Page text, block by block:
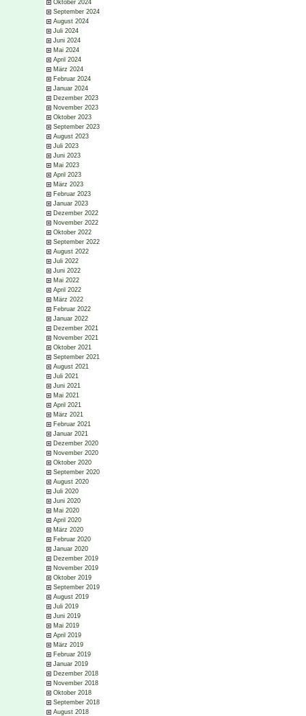
Oktober 2024
September 2024
August 2024
Juli 2024
Juni 2024
Mai 2024
April 2024
März 2024
Februar 2024
Januar 2024
Dezember 2023
November 2023
Oktober 2023
September 2023
August 2023
Juli 2023
Juni 2023
Mai 2023
April 2023
März 2023
Februar 2023
Januar 2023
Dezember 2022
November 2022
Oktober 2022
September 2022
August 2022
Juli 2022
Juni 2022
Mai 2022
April 2022
März 2022
Februar 2022
Januar 2022
Dezember 2021
November 2021
Oktober 2021
September 2021
August 2021
Juli 2021
Juni 2021
Mai 2021
April 2021
März 2021
Februar 2021
Januar 2021
Dezember 2020
November 2020
Oktober 2020
September 2020
August 2020
Juli 2020
Juni 2020
Mai 2020
April 2020
März 2020
Februar 2020
Januar 2020
Dezember 2019
November 2019
Oktober 2019
September 2019
August 2019
Juli 2019
Juni 2019
Mai 2019
April 2019
März 2019
Februar 2019
Januar 2019
Dezember 2018
November 2018
Oktober 2018
September 2018
August 2018